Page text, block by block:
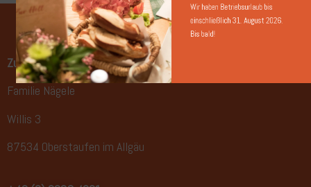
Zur Höll
Familie Nägele
Willis 3
87534 Oberstaufen im Allgäu
Wir haben Betriebsurlaub bis
einschließlich 31. August 2026.
Bis bald!